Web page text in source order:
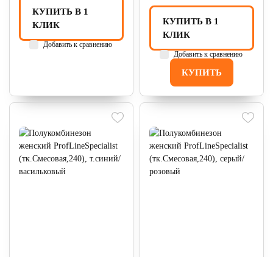
КУПИТЬ В 1
КЛИК
Добавить к сравнению
КУПИТЬ
КУПИТЬ В 1
КЛИК
Добавить к сравнению